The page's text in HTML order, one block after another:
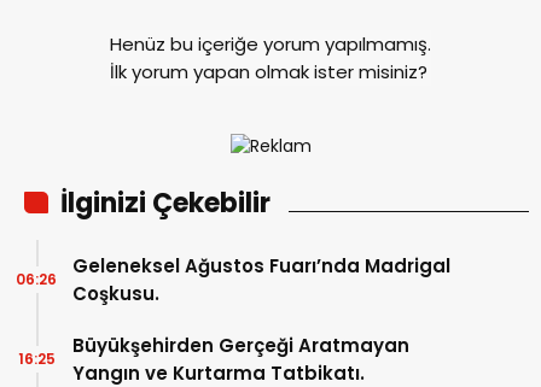
Henüz bu içeriğe yorum yapılmamış.
İlk yorum yapan olmak ister misiniz?
İlginizi Çekebilir
Geleneksel Ağustos Fuarı’nda Madrigal
Coşkusu.
06:26
Büyükşehirden Gerçeği Aratmayan
Yangın ve Kurtarma Tatbikatı.
16:25